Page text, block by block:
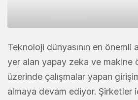
Teknoloji dünyasının en önemli
yer alan yapay zeka ve makine
üzerinde çalışmalar yapan
almaya devam ediyor. Şirketler